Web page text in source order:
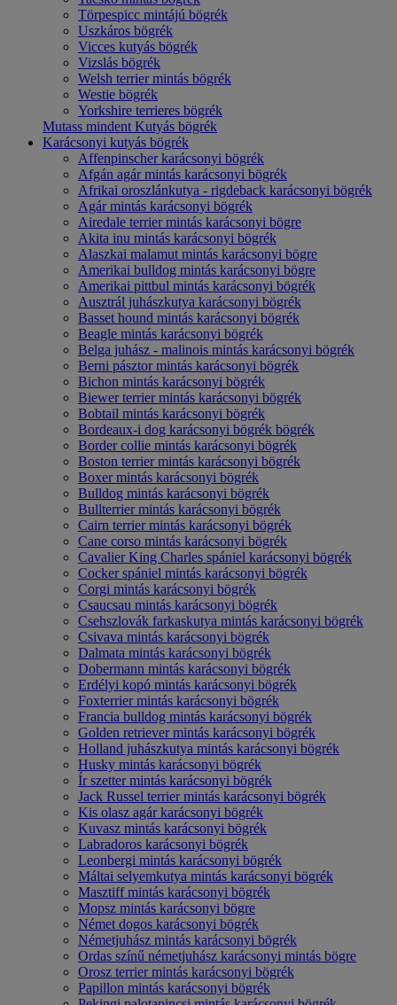
Törpespicc mintájú bögrék
Uszkáros bögrék
Vicces kutyás bögrék
Vizslás bögrék
Welsh terrier mintás bögrék
Westie bögrék
Yorkshire terrieres bögrék
Mutass mindent Kutyás bögrék
Karácsonyi kutyás bögrék
Affenpinscher karácsonyi bögrék
Afgán agár mintás karácsonyi bögrék
Afrikai oroszlánkutya - rigdeback karácsonyi bögrék
Agár mintás karácsonyi bögrék
Airedale terrier mintás karácsonyi bögre
Akita inu mintás karácsonyi bögrék
Alaszkai malamut mintás karácsonyi bögre
Amerikai bulldog mintás karácsonyi bögre
Amerikai pittbul mintás karácsonyi bögrék
Ausztrál juhászkutya karácsonyi bögrék
Basset hound mintás karácsonyi bögrék
Beagle mintás karácsonyi bögrék
Belga juhász - malinois mintás karácsonyi bögrék
Berni pásztor mintás karácsonyi bögrék
Bichon mintás karácsonyi bögrék
Biewer terrier mintás karácsonyi bögrék
Bobtail mintás karácsonyi bögrék
Bordeaux-i dog karácsonyi bögrék bögrék
Border collie mintás karácsonyi bögrék
Boston terrier mintás karácsonyi bögrék
Boxer mintás karácsonyi bögrék
Bulldog mintás karácsonyi bögrék
Bullterrier mintás karácsonyi bögrék
Cairn terrier mintás karácsonyi bögrék
Cane corso mintás karácsonyi bögrék
Cavalier King Charles spániel karácsonyi bögrék
Cocker spániel mintás karácsonyi bögrék
Corgi mintás karácsonyi bögrék
Csaucsau mintás karácsonyi bögrék
Csehszlovák farkaskutya mintás karácsonyi bögrék
Csivava mintás karácsonyi bögrék
Dalmata mintás karácsonyi bögrék
Dobermann mintás karácsonyi bögrék
Erdélyi kopó mintás karácsonyi bögrék
Foxterrier mintás karácsonyi bögrék
Francia bulldog mintás karácsonyi bögrék
Golden retriever mintás karácsonyi bögrék
Holland juhászkutya mintás karácsonyi bögrék
Husky mintás karácsonyi bögrék
Ír szetter mintás karácsonyi bögrék
Jack Russel terrier mintás karácsonyi bögrék
Kis olasz agár karácsonyi bögrék
Kuvasz mintás karácsonyi bögrék
Labradoros karácsonyi bögrék
Leonbergi mintás karácsonyi bögrék
Máltai selyemkutya mintás karácsonyi bögrék
Masztiff mintás karácsonyi bögrék
Mopsz mintás karácsonyi bögre
Német dogos karácsonyi bögrék
Németjuhász mintás karácsonyi bögrék
Ordas színű németjuhász karácsonyi mintás bögre
Orosz terrier mintás karácsonyi bögrék
Papillon mintás karácsonyi bögrék